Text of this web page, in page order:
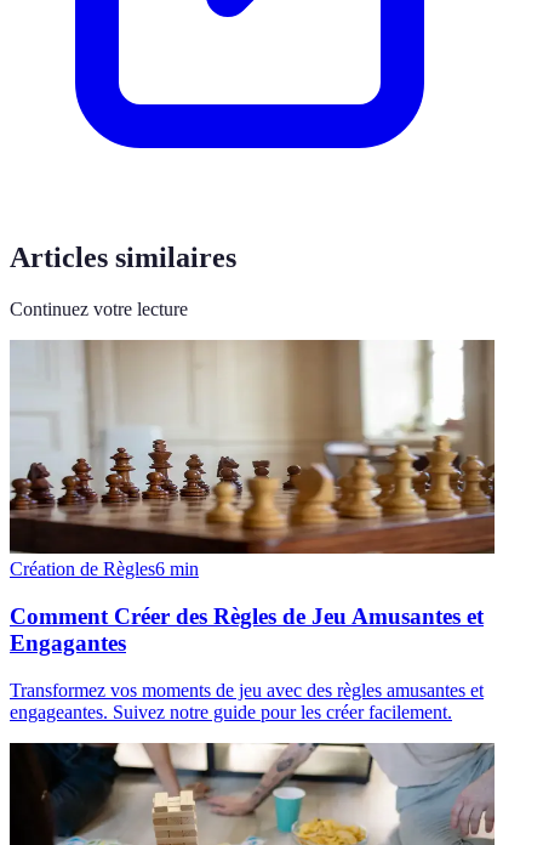
Articles similaires
Continuez votre lecture
Création de Règles6 min
Comment Créer des Règles de Jeu Amusantes et
Engagantes
Transformez vos moments de jeu avec des règles amusantes et
engageantes. Suivez notre guide pour les créer facilement.